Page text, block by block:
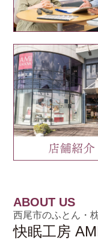
ABOUT US
西尾市のふとん・
快眠工房